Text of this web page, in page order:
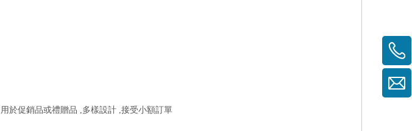
於促銷品或禮贈品 ,多樣設計 ,接受小額訂單